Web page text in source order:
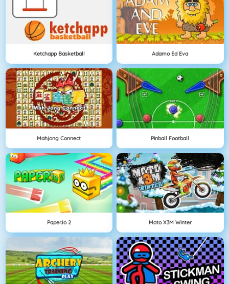
Ketchapp Basketball Adamo Ed Eva
Mahjong Connect Pinball Football
Paper.io 2 Moto X3M Winter